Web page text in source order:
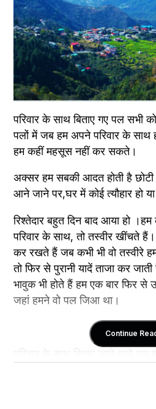
परिवार के साथ बिताए गए पल सभी
पलों में जब हम अपने परिवार के साथ
हम कहीं महसूस नहीं कर सकते।
अक्सर हम सबकी आदत होती है छोटी
आने जाने पर,घर में कोई त्यौहार हो
रिश्तेदार बहुत दिन बाद आया हो
परिवार के साथ, तो तस्वीर खींचते
कर रखते हैं जब कभी भी वो तस्वीरे
तो फिर से पुरानी यादें ताजा कर
भावुक भी होते हैं हम एक बार फिर
जहां हमने वो पल जिआ था।
रह जाती हैं जो हमारे बीते पलों का
अहसास कराती हैं कि वक्त के साथ
Continue